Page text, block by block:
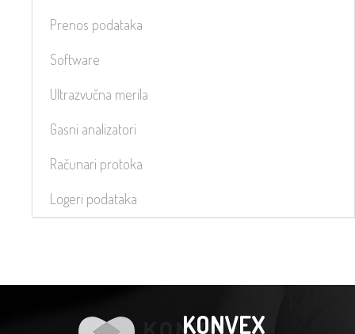
Prenos podataka
Software
Ultrazvučna merila
Gasni analizatori
Računari protoka
Logeri podataka
KONVEX